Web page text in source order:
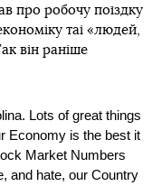
про робочу поїздку
таі «людей,
він раніше
Lots of great things
Economy is the best it
Market Numbers
and hate, our Country